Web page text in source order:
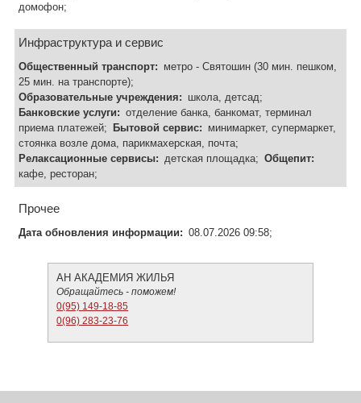
домофон;
Инфраструктура и сервис
Общественный транспорт: метро - Святошин (30 мин. пешком,
25 мин. на транспорте);
Образовательные учреждения: школа, детсад;
Банковские услуги: отделение банка, банкомат, терминал
приема платежей; Бытовой сервис: минимаркет, супермаркет,
стоянка возле дома, парикмахерская, почта;
Релаксационные сервисы: детская площадка; Общепит:
кафе, ресторан;
Прочее
Дата обновления информации: 08.07.2026 09:58;
АН АКАДЕМИЯ ЖИЛЬЯ
Обращайтесь - поможем!
0(95) 149-18-85
0(96) 283-23-76